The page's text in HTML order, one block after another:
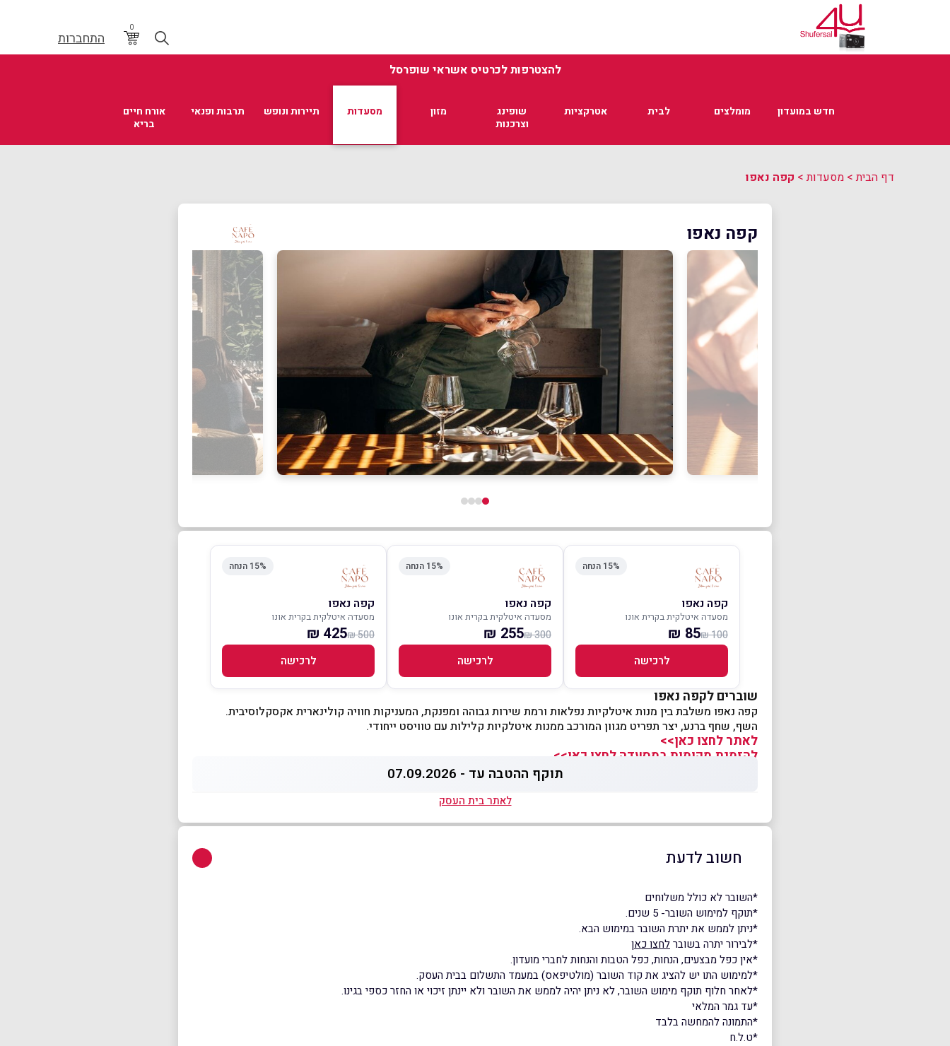
0
התחברות
להצטרפות לכרטיס אשראי שופרסל
חדש במועדון מומלצים לבית אטרקציות
שופינג
וצרכנות
מזון מסעדות תיירות ונופש תרבות ופנאי
אורח חיים
בריא
דף הבית> מסעדות> קפה נאפו
קפה נאפו
15% הנחה
קפה נאפו
מסעדה איטלקית בקרית אונו
100 ₪
85 ₪
לרכישה
15% הנחה
קפה נאפו
מסעדה איטלקית בקרית אונו
300 ₪
255 ₪
לרכישה
15% הנחה
קפה נאפו
מסעדה איטלקית בקרית אונו
500 ₪
425 ₪
לרכישה
שוברים לקפה נאפו
קפה נאפו משלבת בין מנות איטלקיות נפלאות ורמת שירות גבוהה ומפנקת, המעניקות חוויה קולינארית אקסקלוסיבית.
השף, שחף ברנע, יצר תפריט מגוון המורכב ממנות איטלקיות קלילות עם טוויסט ייחודי.
לאתר לחצו כאן>>
להזמנת מקומות במסעדה לחצו כאן>>
תוקף ההטבה עד - 07.09.2026
לאתר בית העסק
חשוב לדעת
*השובר לא כולל משלוחים
*תוקף למימוש השובר- 5 שנים.
*ניתן לממש את יתרת השובר במימוש הבא.
*לבירור יתרה בשוברלחצו כאן
*אין כפל מבצעים, הנחות, כפל הטבות והנחות לחברי מועדון.
*למימוש התו יש להציג את קוד השובר (מולטיפאס) במעמד התשלום בבית העסק.
*לאחר חלוף תוקף מימוש השובר, לא ניתן יהיה לממש את השובר ולא יינתן זיכוי או החזר כספי בגינו.
*עד גמר המלאי
*התמונה להמחשה בלבד
*ט.ל.ח